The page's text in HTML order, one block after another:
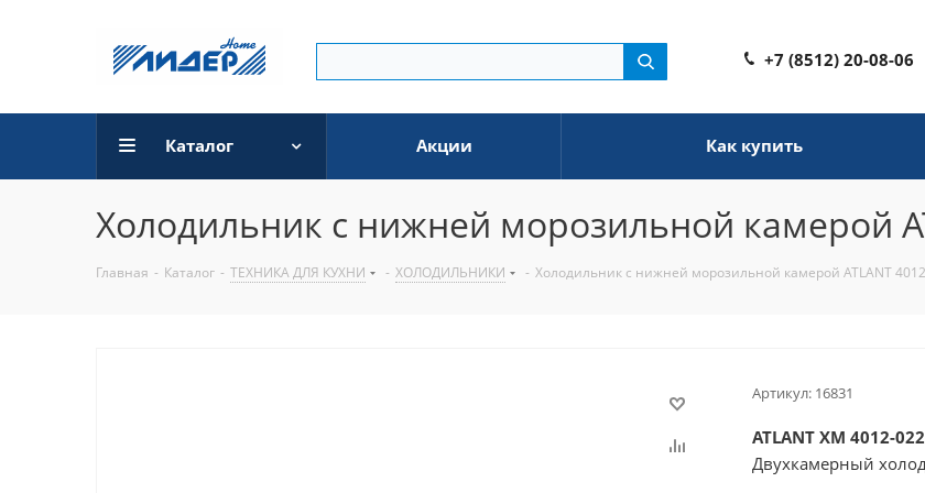
+7 (8512) 20-08-06
Каталог Акции Как купить
Холодильник с нижней морозильной камерой
Главная - Каталог - ТЕХНИКА ДЛЯ КУХНИ - ХОЛОДИЛЬНИКИ - Холодильник с нижней морозильной камерой ATLANT
Артикул: 16831
ATLANT XМ 4012-022
Двухкамерный